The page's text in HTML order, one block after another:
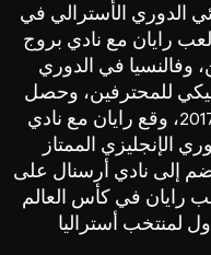
بنهائي الدوري الأسترالي في
2013. بين عامي 2013 و2017، لعب رايان مع نادي بروج
وفالنسيا في الدوري
للمحترفين، وحصل
على العديد من الجوائز. في عام 2017، وقع رايان مع نادي
الإنجليزي الممتاز
إلى نادي أرسنال على
في عام 2021. كما لعب رايان في كأس العالم